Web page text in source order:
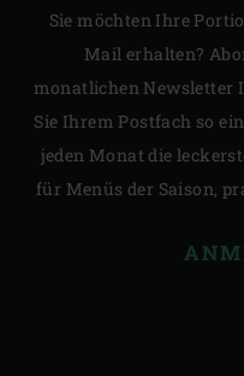
Sie möchten Ihre
Mail erhalten?
monatlichen Newsletter
Sie Ihrem Postfach so
jeden Monat die
für Menüs der Saison,